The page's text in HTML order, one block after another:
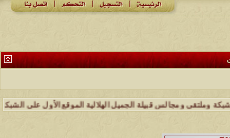
ومجالس قبيلة الجميل الهلالية الموقع الأول على الشبكة